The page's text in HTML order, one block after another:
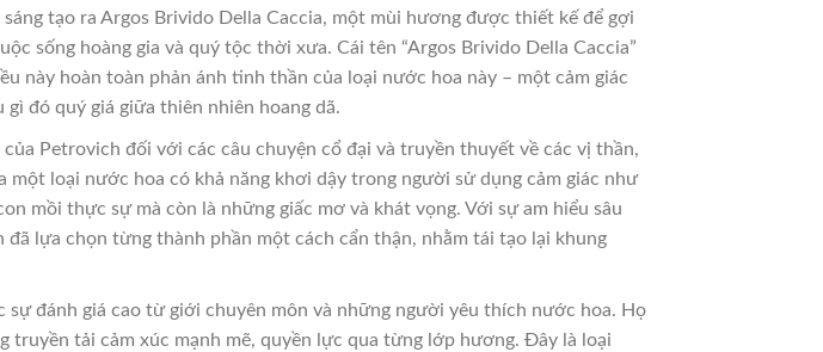
tạo ra Argos Brivido Della Caccia, một mùi hương được thiết kế để gợi
sống hoàng gia và quý tộc thời xưa. Cái tên “Argos Brivido Della Caccia”
này hoàn toàn phản ánh tinh thần của loại nước hoa này – một cảm giác
đó quý giá giữa thiên nhiên hoang dã.
Petrovich đối với các câu chuyện cổ đại và truyền thuyết về các vị thần,
loại nước hoa có khả năng khơi dậy trong người sử dụng cảm giác như
mồi thực sự mà còn là những giấc mơ và khát vọng. Với sự am hiểu sâu
lựa chọn từng thành phần một cách cẩn thận, nhằm tái tạo lại khung
sự đánh giá cao từ giới chuyên môn và những người yêu thích nước hoa. Họ
truyền tải cảm xúc mạnh mẽ, quyền lực qua từng lớp hương. Đây là loại